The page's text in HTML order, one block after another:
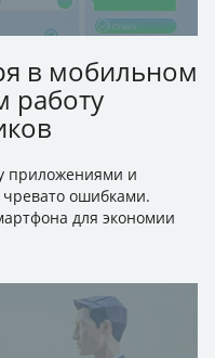
в мобильном
работу
приложениями и
чревато ошибками.
для экономии